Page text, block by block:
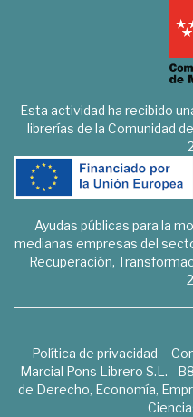
Esta actividad ha recibido
librerías de la Comunidad
Ayudas públicas para la
medianas empresas del
Recuperación,
Política de privacidad
Marcial Pons Librero S.L. -
de Derecho, Economía,